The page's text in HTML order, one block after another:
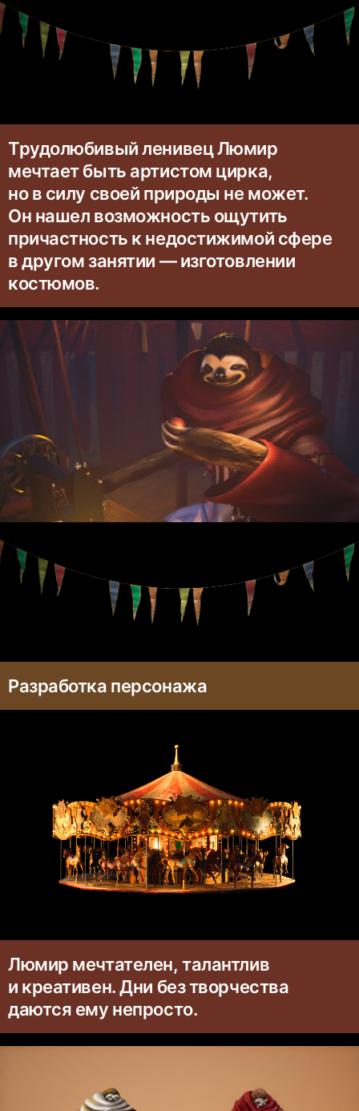
Трудолюбивый ленивец Люмир
мечтает быть артистом цирка,
но в силу своей природы не может.
Он нашел возможность ощутить
причастность к недостижимой сфере
в другом занятии — изготовлении
костюмов.
Разработка персонажа
Люмир мечтателен, талантлив
и креативен. Дни без творчества
даются ему непросто.